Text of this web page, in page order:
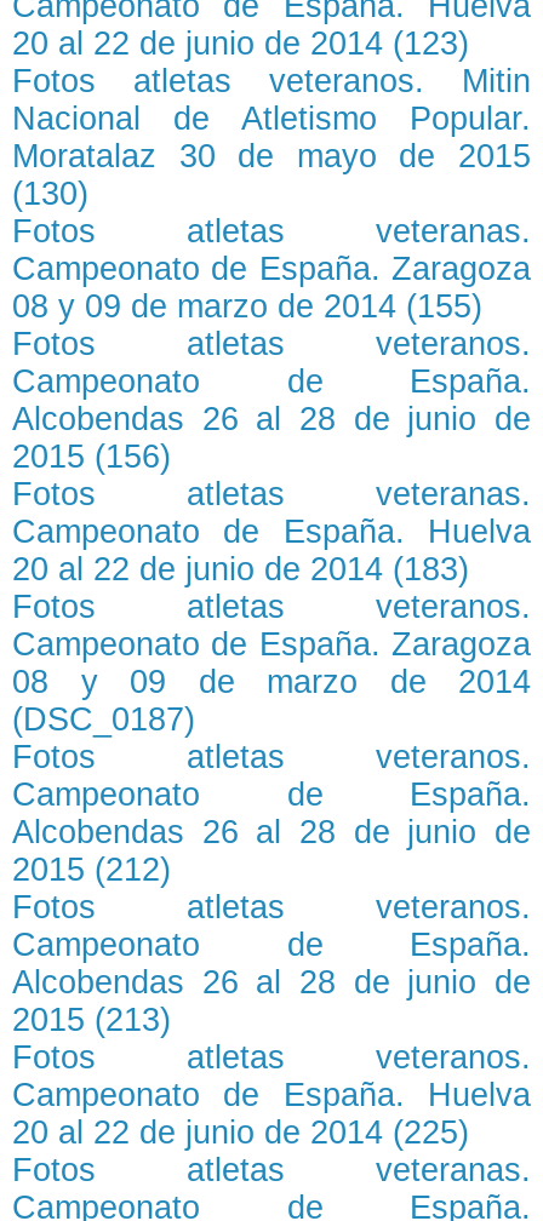
20 al 22 de junio de 2014 (123)
Fotos atletas veteranos. Mitin
Nacional de Atletismo Popular.
Moratalaz 30 de mayo de 2015
(130)
Fotos atletas veteranas.
Campeonato de España. Zaragoza
08 y 09 de marzo de 2014 (155)
Fotos atletas veteranos.
Campeonato de España.
Alcobendas 26 al 28 de junio de
2015 (156)
Fotos atletas veteranas.
Campeonato de España. Huelva
20 al 22 de junio de 2014 (183)
Fotos atletas veteranos.
Campeonato de España. Zaragoza
08 y 09 de marzo de 2014
(DSC_0187)
Fotos atletas veteranos.
Campeonato de España.
Alcobendas 26 al 28 de junio de
2015 (212)
Fotos atletas veteranos.
Campeonato de España.
Alcobendas 26 al 28 de junio de
2015 (213)
Fotos atletas veteranos.
Campeonato de España. Huelva
20 al 22 de junio de 2014 (225)
Fotos atletas veteranas.
Campeonato de España.